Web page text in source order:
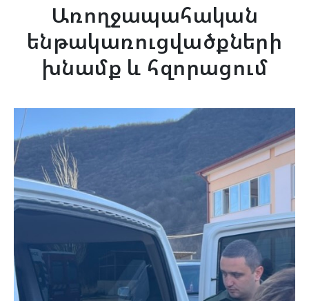
Առողջապահական
ենթակառուցվածքների
խնամք և հզորացում